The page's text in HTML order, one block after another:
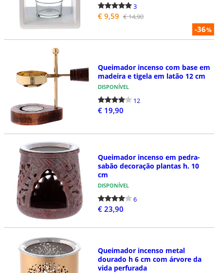
-36%
3
€ 9,59 € 14,90
Queimador incenso com base em
madeira e tigela em latão 12 cm
DISPONÍVEL
12
€ 19,90
Queimador incenso em pedra-
sabão decoração plantas h. 10
cm
DISPONÍVEL
6
€ 23,90
Queimador incenso metal
dourado h 6 cm com árvore da
vida perfurada